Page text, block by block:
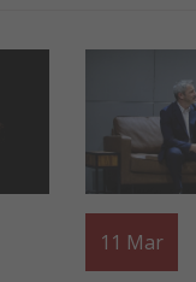
11 Mar